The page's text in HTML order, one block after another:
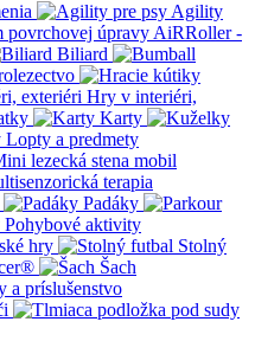
Agility
AiRRoller -
Biliard
Hry v interiéri,
Karty
Lopty a predmety
lezecká stena mobil
terapia
Padáky
Pohybové aktivity
hry
Stolný
Šach
a príslušenstvo